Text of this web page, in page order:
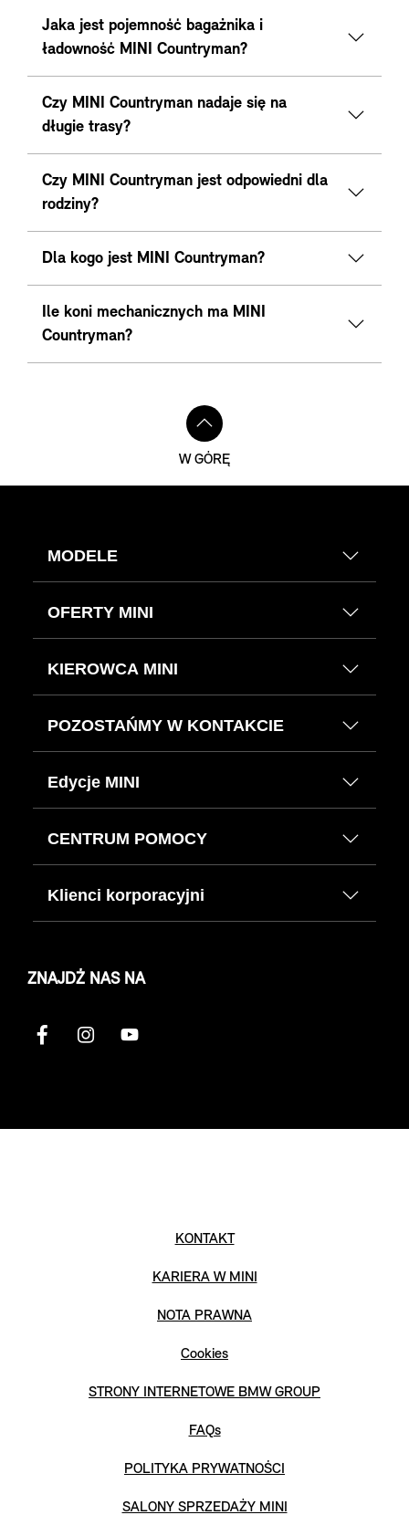
Jaka jest pojemność bagażnika i
ładowność MINI Countryman?
Czy MINI Countryman nadaje się na
długie trasy?
Czy MINI Countryman jest odpowiedni dla
rodziny?
Dla kogo jest MINI Countryman?
Ile koni mechanicznych ma MINI
Countryman?
W GÓRĘ
MODELE
OFERTY MINI
KIEROWCA MINI
POZOSTAŃMY W KONTAKCIE
Edycje MINI
CENTRUM POMOCY
Klienci korporacyjni
ZNAJDŹ NAS NA
KONTAKT
KARIERA W MINI
NOTA PRAWNA
Cookies
STRONY INTERNETOWE BMW GROUP
FAQs
POLITYKA PRYWATNOŚCI
SALONY SPRZEDAŻY MINI